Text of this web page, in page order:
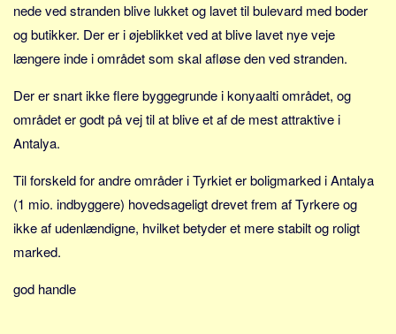
Norge
Thailand
Grækenland
USA
Nøgleord
Job
Investering
nede ved stranden blive lukket og lavet til bulevard med boder
og butikker. Der er i øjeblikket ved at blive lavet nye veje
længere inde i området som skal afløse den ved stranden.
Der er snart ikke flere byggegrunde i konyaalti området, og
området er godt på vej til at blive et af de mest attraktive i
Antalya.
Til forskeld for andre områder i Tyrkiet er boligmarked i Antalya
(1 mio. indbyggere) hovedsageligt drevet frem af Tyrkere og
ikke af udenlændigne, hvilket betyder et mere stabilt og roligt
marked.
god handle